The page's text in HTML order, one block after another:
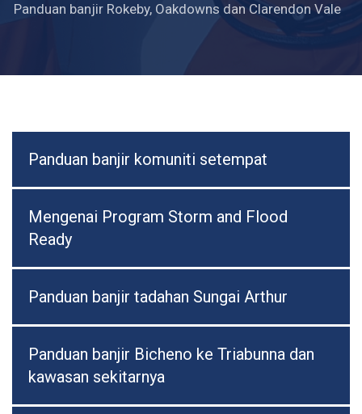
Panduan banjir Rokeby, Oakdowns dan Clarendon Vale
Panduan banjir komuniti setempat
Mengenai Program Storm and Flood
Ready
Panduan banjir tadahan Sungai Arthur
Panduan banjir Bicheno ke Triabunna dan
kawasan sekitarnya